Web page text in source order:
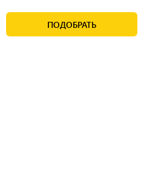
ПОДОБРАТЬ